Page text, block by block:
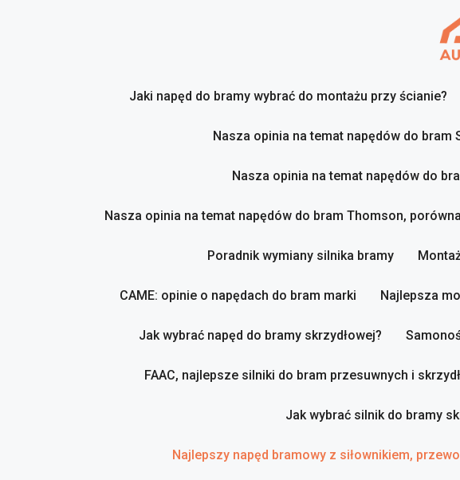
Jaki napęd do bramy wybrać do montażu przy ścianie?
Nasza opinia na temat napędów do bram
Nasza opinia na temat napędów do
Nasza opinia na temat napędów do bram Thomson,
Poradnik wymiany silnika bramy
CAME: opinie o napędach do bram marki Najlepsza
Jak wybrać napęd do bramy skrzydłowej?
FAAC, najlepsze silniki do bram przesuwnych i
Jak wybrać silnik do bramy
Najlepszy napęd bramowy z siłownikiem,